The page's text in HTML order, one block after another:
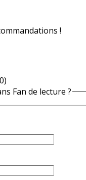
!
Fan de lecture ?